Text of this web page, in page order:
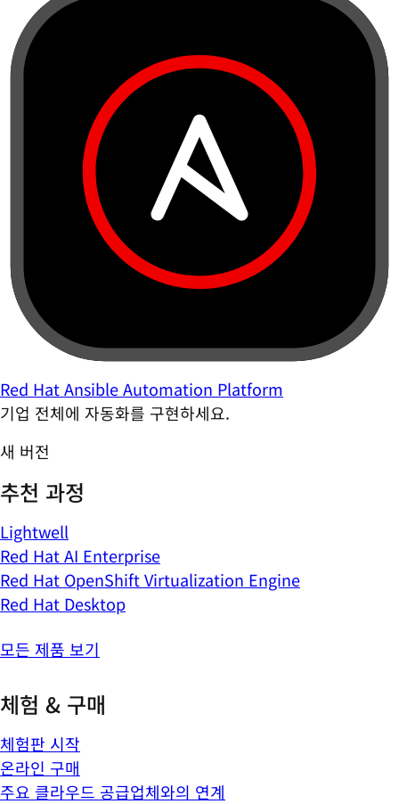
Red Hat Ansible Automation Platform
기업 전체에 자동화를 구현하세요.
새 버전
추천 과정
Lightwell
Red Hat AI Enterprise
Red Hat OpenShift Virtualization Engine
Red Hat Desktop
모든 제품 보기
체험 & 구매
체험판 시작
온라인 구매
주요 클라우드 공급업체와의 연계